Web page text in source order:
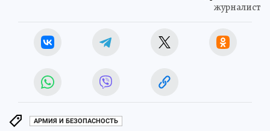
журналист
АРМИЯ И БЕЗОПАСНОСТЬ